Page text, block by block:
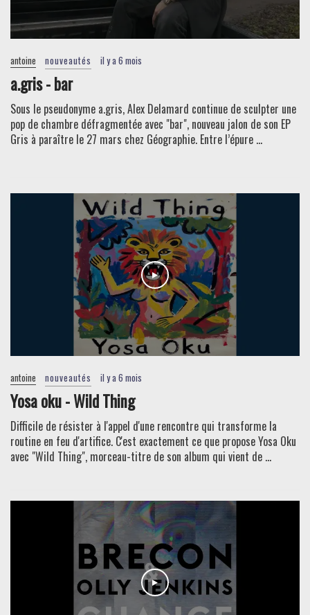
antoine nouveautés il y a 6 mois
a.gris - bar
Sous le pseudonyme a.gris, Alex Delamard continue de sculpter une
pop de chambre défragmentée avec "bar", nouveau jalon de son EP
Gris à paraître le 27 mars chez Géographie. Entre l’épure ...
antoine nouveautés il y a 6 mois
Yosa oku - Wild Thing
Difficile de résister à l'appel d'une rencontre qui transforme la
routine en feu d'artifice. C'est exactement ce que propose Yosa Oku
avec "Wild Thing", morceau-titre de son album qui vient de ...